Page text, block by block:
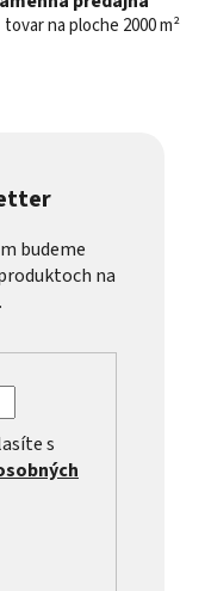
tovar na ploche 2000 m²
budeme
na
s